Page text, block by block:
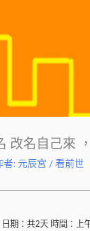
改名自己來
者: 元辰宮 / 看前世
期：共2天 時間：上